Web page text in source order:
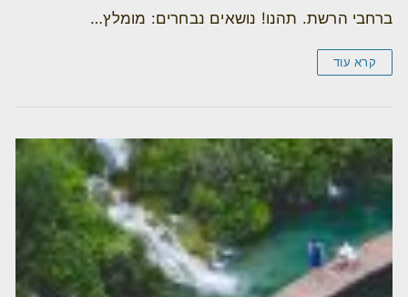
ברחבי הרשת. תהנו! נושאים נבחרים: מומלץ…
קרא עוד